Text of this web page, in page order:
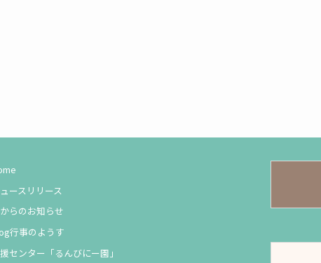
ースリリース
らのお知らせ
行事のようす
センター「るんびにー園」